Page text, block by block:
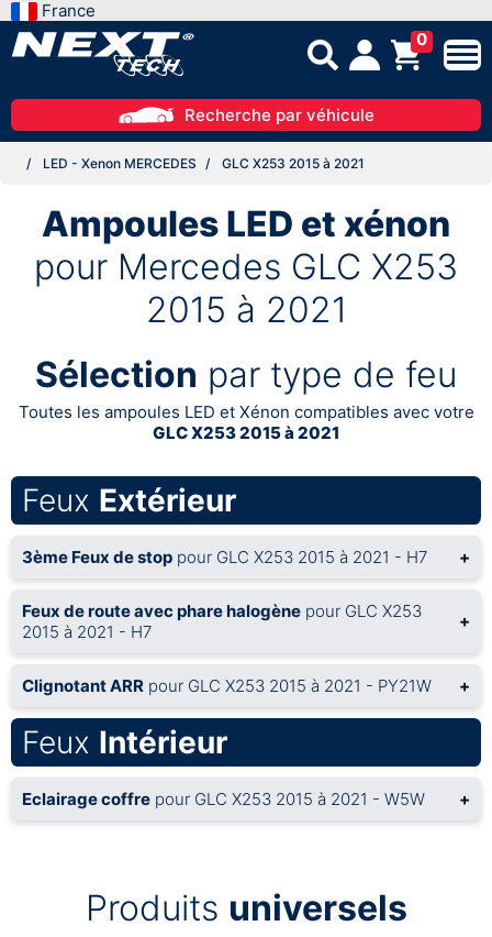
France
0
Recherche par véhicule
LED - Xenon MERCEDES GLC X253 2015 à 2021
Ampoules LED et xénon
pour Mercedes GLC X253
2015 à 2021
Sélection par type de feu
Toutes les ampoules LED et Xénon compatibles avec votre
GLC X253 2015 à 2021
Feux Extérieur
3ème Feux de stop pour GLC X253 2015 à 2021 - H7 +
Feux de route avec phare halogène pour GLC X253
2015 à 2021 - H7
+
Clignotant ARR pour GLC X253 2015 à 2021 - PY21W +
Feux Intérieur
Eclairage coffre pour GLC X253 2015 à 2021 - W5W +
Produits universels